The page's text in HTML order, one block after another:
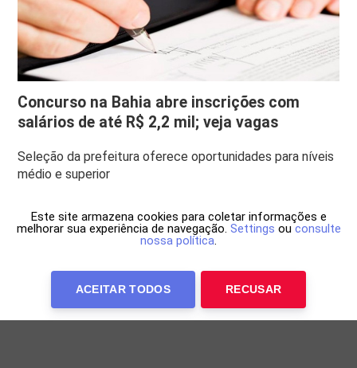
Concurso na Bahia abre inscrições com
salários de até R$ 2,2 mil; veja vagas
Seleção da prefeitura oferece oportunidades para níveis
médio e superior
Este site armazena cookies para coletar informações e
melhorar sua experiência de navegação. Settings ou consulte
nossa política.
ACEITAR TODOS RECUSAR